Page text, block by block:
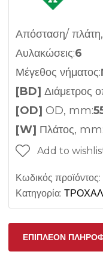
Απόσταση/
Αυλακώσεις:6
Μέγεθος νήματος:
[BD] Διάμετρος
[OD] OD, mm:
[W] Πλάτος, mm:
Add to
Κωδικός προϊόντος:
Κατηγορία:
ΕΠΙΠΛΈΟΝ